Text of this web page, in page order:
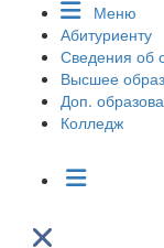
Меню
Абитуриенту
Сведения об
Высшее
Доп.
Колледж